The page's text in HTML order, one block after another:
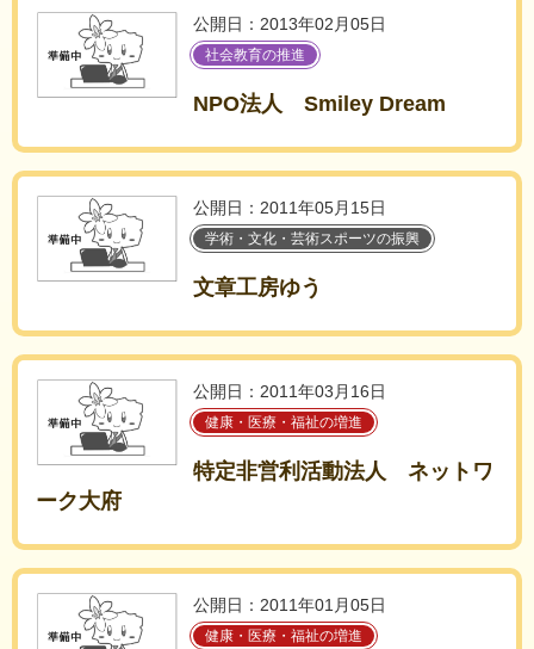
公開日：2013年02月05日
社会教育の推進
NPO法人 Smiley Dream
公開日：2011年05月15日
学術・文化・芸術スポーツの振興
文章工房ゆう
公開日：2011年03月16日
健康・医療・福祉の増進
特定非営利活動法人 ネットワ
ーク大府
公開日：2011年01月05日
健康・医療・福祉の増進